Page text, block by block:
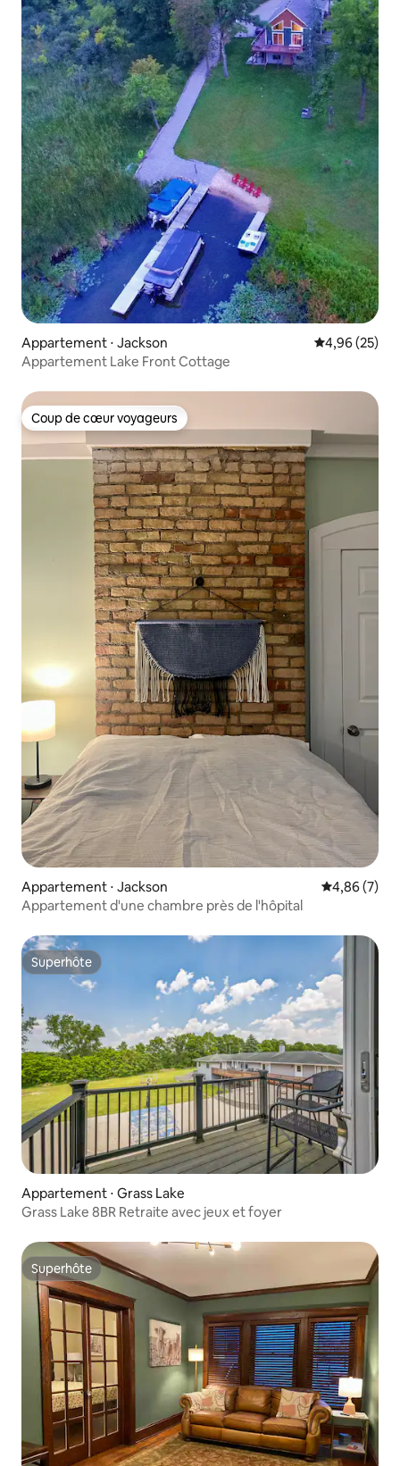
Appartement ⋅ Jackson Évaluation
4,96 (25)
Appartement Lake Front Cottage
Coup de cœur voyageurs
Coup de cœur voyageurs
Appartement ⋅ Jackson Évaluation
4,86 (7)
Appartement d'une chambre près de l'hôpital
Superhôte
Superhôte
Appartement ⋅ Grass Lake
Grass Lake 8BR Retraite avec jeux et foyer
Superhôte
Superhôte